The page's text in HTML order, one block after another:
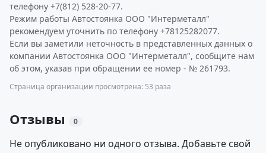
телефону +7(812) 528-20-77.
Режим работы Автостоянка ООО "Интерметалл"
рекомендуем уточнить по телефону +78125282077.
Если вы заметили неточность в представленных данных о
компании Автостоянка ООО "Интерметалл", сообщите нам
об этом, указав при обращении ее номер - № 261793.
Страница организации просмотрена: 53 раза
Отзывы 0
Не опубликовано ни одного отзыва. Добавьте свой